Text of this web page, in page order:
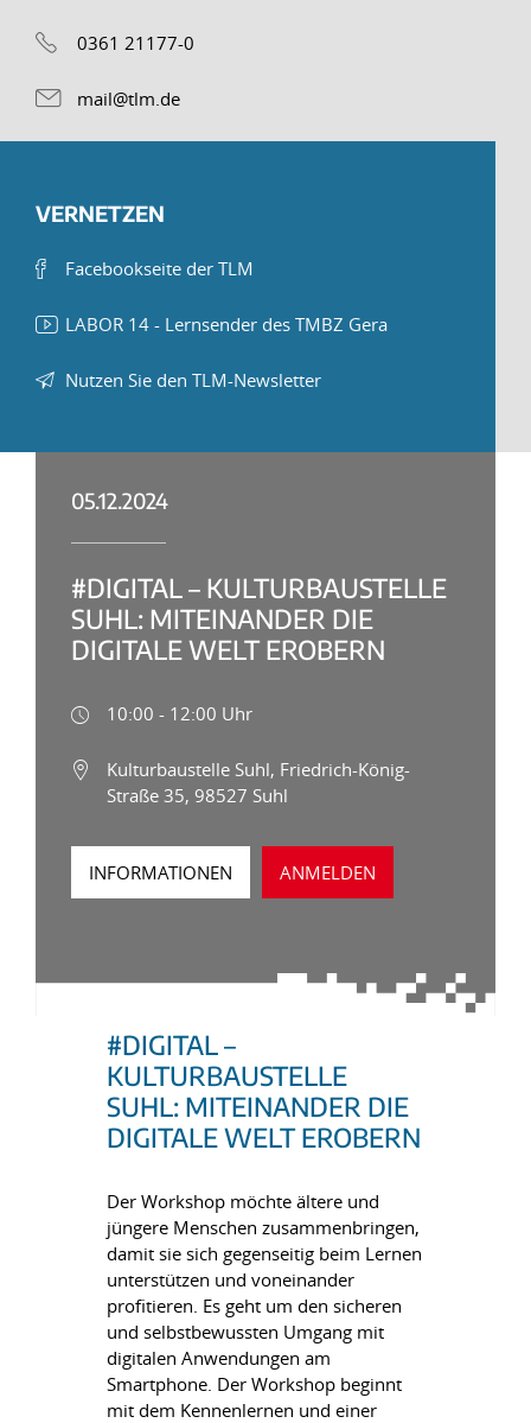
0361 21177-0
mail@tlm.de
VERNETZEN
Facebookseite der TLM
LABOR 14 - Lernsender des TMBZ Gera
Nutzen Sie den TLM-Newsletter
05.12.2024
#DIGITAL – KULTURBAUSTELLE
SUHL: MITEINANDER DIE
DIGITALE WELT EROBERN
10:00 - 12:00 Uhr
Kulturbaustelle Suhl, Friedrich-König-
Straße 35, 98527 Suhl
INFORMATIONEN ANMELDEN
#DIGITAL –
KULTURBAUSTELLE
SUHL: MITEINANDER DIE
DIGITALE WELT EROBERN
Der Workshop möchte ältere und
jüngere Menschen zusammenbringen,
damit sie sich gegenseitig beim Lernen
unterstützen und voneinander
profitieren. Es geht um den sicheren
und selbstbewussten Umgang mit
digitalen Anwendungen am
Smartphone. Der Workshop beginnt
mit dem Kennenlernen und einer